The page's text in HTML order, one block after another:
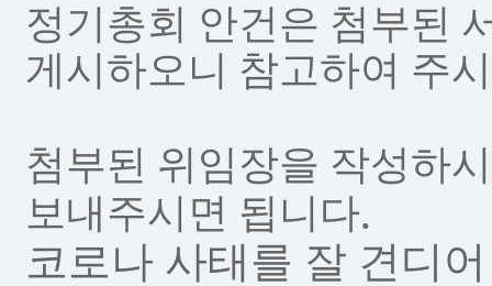
정기총회 안건은 첨부된
게시하오니 참고하여 주
첨부된 위임장을 작성하
보내주시면 됩니다.
코로나 사태를 잘 견디